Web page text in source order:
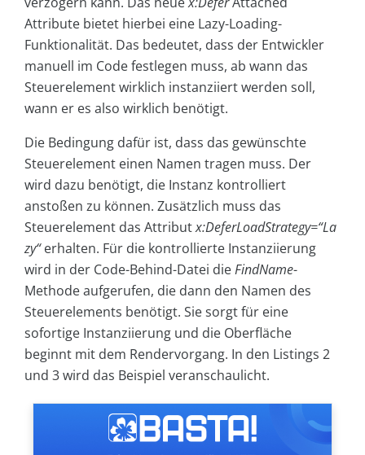
Attribute bietet hierbei eine Lazy-Loading-
Funktionalität. Das bedeutet, dass der Entwickler
manuell im Code festlegen muss, ab wann das
Steuerelement wirklich instanziiert werden soll,
wann er es also wirklich benötigt.
Die Bedingung dafür ist, dass das gewünschte
Steuerelement einen Namen tragen muss. Der
wird dazu benötigt, die Instanz kontrolliert
anstoßen zu können. Zusätzlich muss das
Steuerelement das Attributx:DeferLoadStrategy=“La
zy“erhalten. Für die kontrollierte Instanziierung
wird in der Code-Behind-Datei dieFindName-
Methode aufgerufen, die dann den Namen des
Steuerelements benötigt. Sie sorgt für eine
sofortige Instanziierung und die Oberfläche
beginnt mit dem Rendervorgang. In den Listings 2
und 3 wird das Beispiel veranschaulicht.